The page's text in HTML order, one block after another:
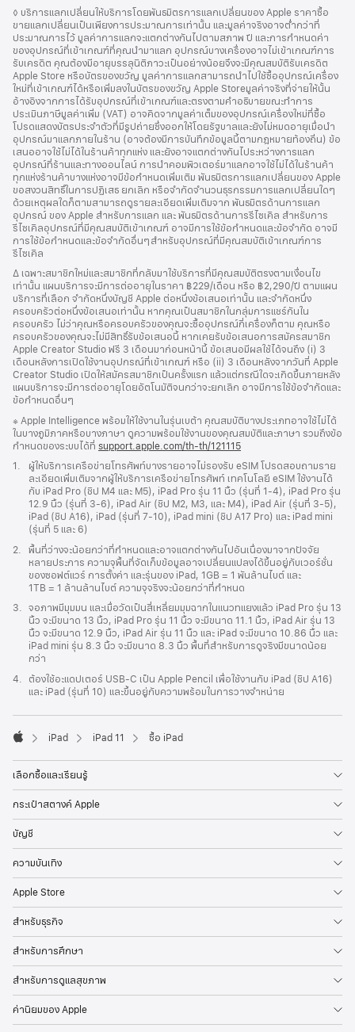
เชิงอรรถ
◊ บริการแลกเปลี่ยนให้บริการโดยพันธมิตรการแลกเปลี่ยนของ Apple ราคาซื้อ
ขายแลกเปลี่ยนเป็นเพียงการประมาณการเท่านั้น และมูลค่าจริงอาจต่ำกว่าที่
ประมาณการไว้ มูลค่าการแลกจะแตกต่างกันไปตามสภาพ ปี และการกำหนดค่า
ของอุปกรณ์ที่เข้าเกณฑ์ที่คุณนำมาแลก อุปกรณ์บางเครื่องอาจไม่เข้าเกณฑ์การ
รับเครดิต คุณต้องมีอายุบรรลุนิติภาวะเป็นอย่างน้อยจึงจะมีคุณสมบัติรับเครดิต
Apple Store หรือบัตรของขวัญ มูลค่าการแลกสามารถนำไปใช้ซื้ออุปกรณ์เครื่อง
ใหม่ที่เข้าเกณฑ์ได้หรือเพิ่มลงในบัตรของขวัญ Apple Storeมูลค่าจริงที่จ่ายให้นั้น
อ้างอิงจากการได้รับอุปกรณ์ที่เข้าเกณฑ์และตรงตามคำอธิบายขณะทำการ
ประเมินภาษีมูลค่าเพิ่ม (VAT) อาจคิดจากมูลค่าเต็มของอุปกรณ์เครื่องใหม่ที่ซื้อ
โปรดแสดงบัตรประจำตัวที่มีรูปถ่ายซึ่งออกให้โดยรัฐบาลและยังไม่หมดอายุเมื่อนำ
อุปกรณ์มาแลกภายในร้าน (อาจต้องมีการบันทึกข้อมูลนี้ตามกฎหมายท้องถิ่น) ข้อ
เสนออาจใช้ไม่ได้ในร้านค้าทุกแห่ง และยังอาจแตกต่างกันไประหว่างการแลก
อุปกรณ์ที่ร้านและทางออนไลน์ การนำคอมพิวเตอร์มาแลกอาจใช้ไม่ได้ในร้านค้า
ทุกแห่งร้านค้าบางแห่งอาจมีข้อกำหนดเพิ่มเติม พันธมิตรการแลกเปลี่ยนของ Apple
ขอสงวนสิทธิ์ในการปฏิเสธ ยกเลิก หรือจำกัดจำนวนธุรกรรมการแลกเปลี่ยนใดๆ
ด้วยเหตุผลใดก็ตามสามารถดูรายละเอียดเพิ่มเติมจาก พันธมิตรด้านการแลก
อุปกรณ์ ของ Apple สำหรับการแลก และ พันธมิตรด้านการรีไซเคิล สำหรับการ
รีไซเคิลอุปกรณ์ที่มีคุณสมบัติเข้าเกณฑ์ อาจมีการใช้ข้อกำหนดและข้อจำกัด อาจมี
การใช้ข้อกำหนดและข้อจำกัดอื่นๆสำหรับอุปกรณ์ที่มีคุณสมบัติเข้าเกณฑ์การ
รีไซเคิล
เชิงอรรถ
∆ เฉพาะสมาชิกใหม่และสมาชิกที่กลับมาใช้บริการที่มีคุณสมบัติตรงตามเงื่อนไข
เท่านั้น แผนบริการจะมีการต่ออายุในราคา ฿229/เดือน หรือ ฿2,290/ปี ตามแผน
บริการที่เลือก จำกัดหนึ่งบัญชี Apple ต่อหนึ่งข้อเสนอเท่านั้น และจำกัดหนึ่ง
ครอบครัวต่อหนึ่งข้อเสนอเท่านั้น หากคุณเป็นสมาชิกในกลุ่มการแชร์กันใน
ครอบครัว ไม่ว่าคุณหรือครอบครัวของคุณจะซื้ออุปกรณ์กี่เครื่องก็ตาม คุณหรือ
ครอบครัวของคุณจะไม่มีสิทธิ์รับข้อเสนอนี้ หากเคยรับข้อเสนอการสมัครสมาชิก
Apple Creator Studio ฟรี 3 เดือนมาก่อนหน้านี้ ข้อเสนอมีผลใช้ได้จนถึง (i) 3
เดือนหลังการเปิดใช้งานอุปกรณ์ที่เข้าเกณฑ์ หรือ (ii) 3 เดือนหลังจากวันที่ Apple
Creator Studio เปิดให้สมัครสมาชิกเป็นครั้งแรก แล้วแต่กรณีใดจะเกิดขึ้นภายหลัง
แผนบริการจะมีการต่ออายุโดยอัตโนมัติจนกว่าจะยกเลิก อาจมีการใช้ข้อจำกัดและ
ข้อกำหนดอื่นๆ
เชิงอรรถ
※ Apple Intelligence พร้อมให้ใช้งานในรุ่นเบต้า คุณสมบัติบางประเภทอาจใช้ไม่ได้
ในบางภูมิภาคหรือบางภาษา ดูความพร้อมใช้งานของคุณสมบัติและภาษา รวมถึงข้อ
กำหนดของระบบได้ที่ support.apple.com/th-th/121115
ใน
หน้าต่าง
ใหม่)
เชิงอรรถ
1.
ผู้ให้บริการเครือข่ายโทรศัพท์บางรายอาจไม่รองรับ eSIM โปรดสอบถามราย
ละเอียดเพิ่มเติมจากผู้ให้บริการเครือข่ายโทรศัพท์ เทคโนโลยี eSIM ใช้งานได้
กับ iPad Pro (ชิป M4 และ M5), iPad Pro รุ่น 11 นิ้ว (รุ่นที่ 1‑4), iPad Pro รุ่น
12.9 นิ้ว (รุ่นที่ 3‑6), iPad Air (ชิป M2, M3, และ M4), iPad Air (รุ่นที่ 3‑5),
iPad (ชิป A16), iPad (รุ่นที่ 7‑10), iPad mini (ชิป A17 Pro) และ iPad mini
(รุ่นที่ 5 และ 6)
เชิงอรรถ
2. พื้นที่ว่างจะน้อยกว่าที่กำหนดและอาจแตกต่างกันไปอันเนื่องมาจากปัจจัย
หลายประการ ความจุพื้นที่จัดเก็บข้อมูลอาจเปลี่ยนแปลงได้ขึ้นอยู่กับเวอร์ชั่น
ของซอฟต์แวร์ การตั้งค่า และรุ่นของ iPad, 1GB = 1 พันล้านไบต์ และ
1TB = 1 ล้านล้านไบต์ ความจุจริงจะน้อยกว่าที่กำหนด
เชิงอรรถ
3. จอภาพมีมุมมน และเมื่อวัดเป็นสี่เหลี่ยมมุมฉากในแนวทแยงแล้ว iPad Pro รุ่น 13
นิ้ว จะมีขนาด 13 นิ้ว, iPad Pro รุ่น 11 นิ้ว จะมีขนาด 11.1 นิ้ว, iPad Air รุ่น 13
นิ้ว จะมีขนาด 12.9 นิ้ว, iPad Air รุ่น 11 นิ้ว และ iPad จะมีขนาด 10.86 นิ้ว และ
iPad mini รุ่น 8.3 นิ้ว จะมีขนาด 8.3 นิ้ว พื้นที่สำหรับการดูจริงมีขนาดน้อย
กว่า
เชิงอรรถ
4. ต้องใช้อะแดปเตอร์ USB‑C เป็น Apple Pencil เพื่อใช้งานกับ iPad (ชิป A16)
และ iPad (รุ่นที่ 10) และขึ้นอยู่กับความพร้อมในการวางจำหน่าย
iPad iPad 11 ซื้อ iPad
เลือกซื้อและเรียนรู้
กระเป๋าสตางค์ Apple
บัญชี
ความบันเทิง
Apple Store
สำหรับธุรกิจ
สำหรับการศึกษา
สำหรับการดูแลสุขภาพ
ค่านิยมของ Apple